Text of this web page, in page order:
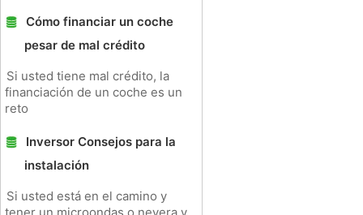
Cómo financiar un coche
pesar de mal crédito
Si usted tiene mal crédito, la
financiación de un coche es un
reto
Inversor Consejos para la
instalación
Si usted está en el camino y